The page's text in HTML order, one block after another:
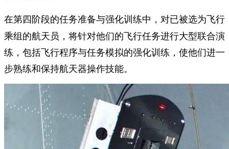
在第四阶段的任务准备与强化训练中，对已被选为飞行
乘组的航天员，将针对他们的飞行任务进行大型联合演
练，包括飞行程序与任务模拟的强化训练，使他们进一
步熟练和保持航天器操作技能。